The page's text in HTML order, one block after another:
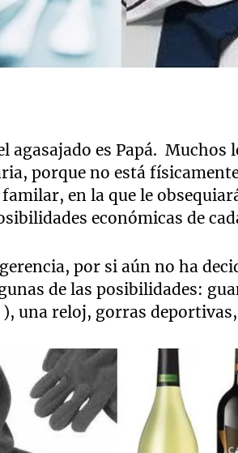
agasajado es Papá.
porque no está
en la que le
económicas de
por si aún no ha
de las posibilidades:
una reloj, gorras